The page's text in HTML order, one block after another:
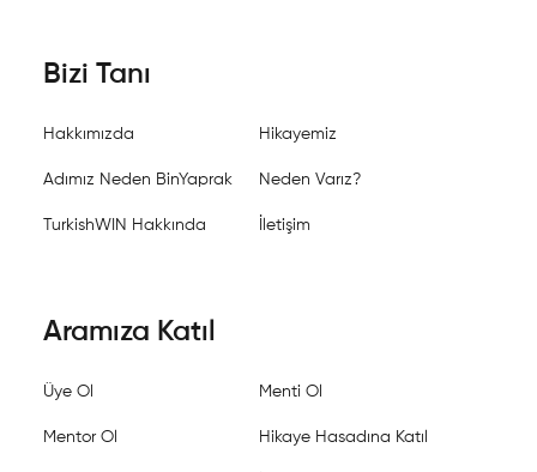
Bizi Tanı
Hakkımızda Hikayemiz
Adımız Neden BinYaprak Neden Varız?
TurkishWIN Hakkında İletişim
Aramıza Katıl
Üye Ol Menti Ol
Mentor Ol Hikaye Hasadına Katıl